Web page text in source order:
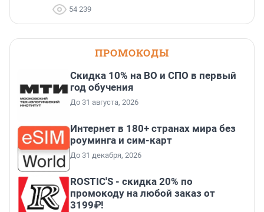
54 239
ПРОМОКОДЫ
Скидка 10% на ВО и СПО в первый
год обучения
До 31 августа, 2026
Интернет в 180+ странах мира без
роуминга и сим-карт
До 31 декабря, 2026
ROSTIC'S - скидка 20% по
промокоду на любой заказ от
3199₽!